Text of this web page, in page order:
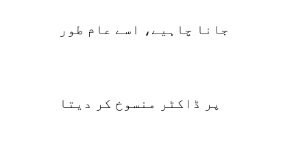
جانا چاہیے، اسے عام طور
پر ڈاکٹر منسوخ کر دیتا